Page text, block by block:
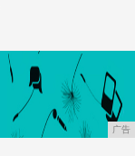
广告